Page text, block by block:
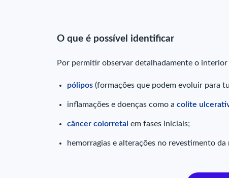
O que é possível identificar
Por permitir observar detalhadamente o
pólipos (formações que podem evoluir para
inflamações e doenças como a colite
câncer colorretal em fases iniciais;
hemorragias e alterações no revestimento